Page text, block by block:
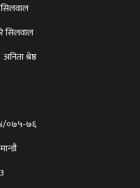
सिलवाल
अनिता श्रेष्ठ
०७५-७६